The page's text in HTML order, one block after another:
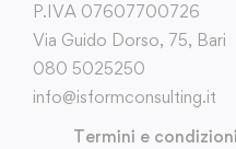
P.IVA 07607700726
Via Guido Dorso, 75, Bari
080 5025250
info@isformconsulting.it
Termini e condizioni